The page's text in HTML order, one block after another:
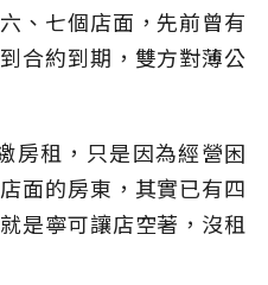
、七個店面，先前曾有
合約到期，雙方對薄公
房租，只是因為經營困
面的房東，其實已有四
是寧可讓店空著，沒租